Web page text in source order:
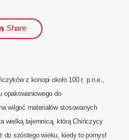
Share
z konopi około 100 r. p.n.e.,
opakowaniowego do
wilgoć materiałów stosowanych
wielką tajemnicą, którą Chińczycy
do szóstego wieku, kiedy to pomysł